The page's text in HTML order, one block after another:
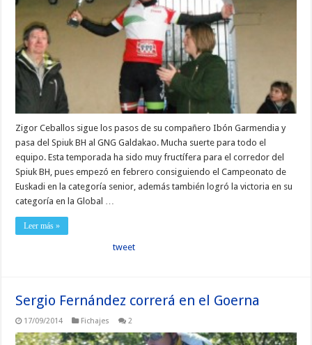
Zigor Ceballos sigue los pasos de su compañero Ibón Garmendia y
pasa del Spiuk BH al GNG Galdakao. Mucha suerte para todo el
equipo. Esta temporada ha sido muy fructífera para el corredor del
Spiuk BH, pues empezó en febrero consiguiendo el Campeonato de
Euskadi en la categoría senior, además también logró la victoria en su
categoría en la Global …
Leer más »
tweet
Sergio Fernández correrá en el Goerna
17/09/2014 Fichajes 2